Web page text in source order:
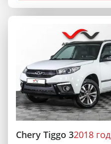
Chery Tiggo 32018